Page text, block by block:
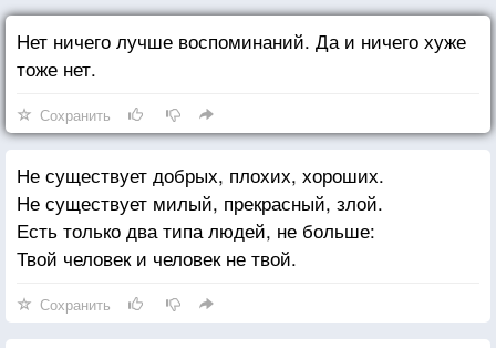
Нет ничего лучше воспоминаний. Да и ничего хуже
тоже нет.
Сохранить
Не существует добрых, плохих, хороших.
Не существует милый, прекрасный, злой.
Есть только два типа людей, не больше:
Твой человек и человек не твой.
Сохранить